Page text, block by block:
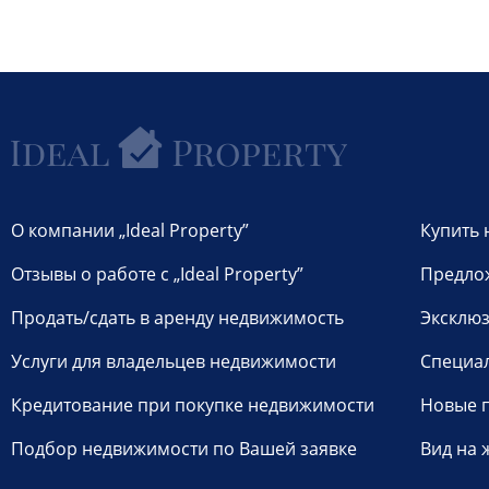
О компании „Ideal Property”
Отзывы о работе с „Ideal Property”
Продать/сдать в аренду недвижимость
Услуги для владельцев недвижимости
Кредитование при покупке недвижимости
Подбор недвижимости по Вашей заявке
Купить
Новые
Вид на